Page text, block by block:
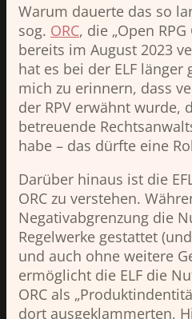
Warum dauerte das so
sog. ORC, die „Open
bereits im August 2023
hat es bei der ELF
mich zu erinnern, dass
der RPV erwähnt wurde,
betreuende
habe – das dürfte eine
Darüber hinaus ist die
ORC zu verstehen.
Negativabgrenzung die
Regelwerke gestattet
und auch ohne weitere
ermöglicht die ELF die
ORC als
dort ausgeklammerten,